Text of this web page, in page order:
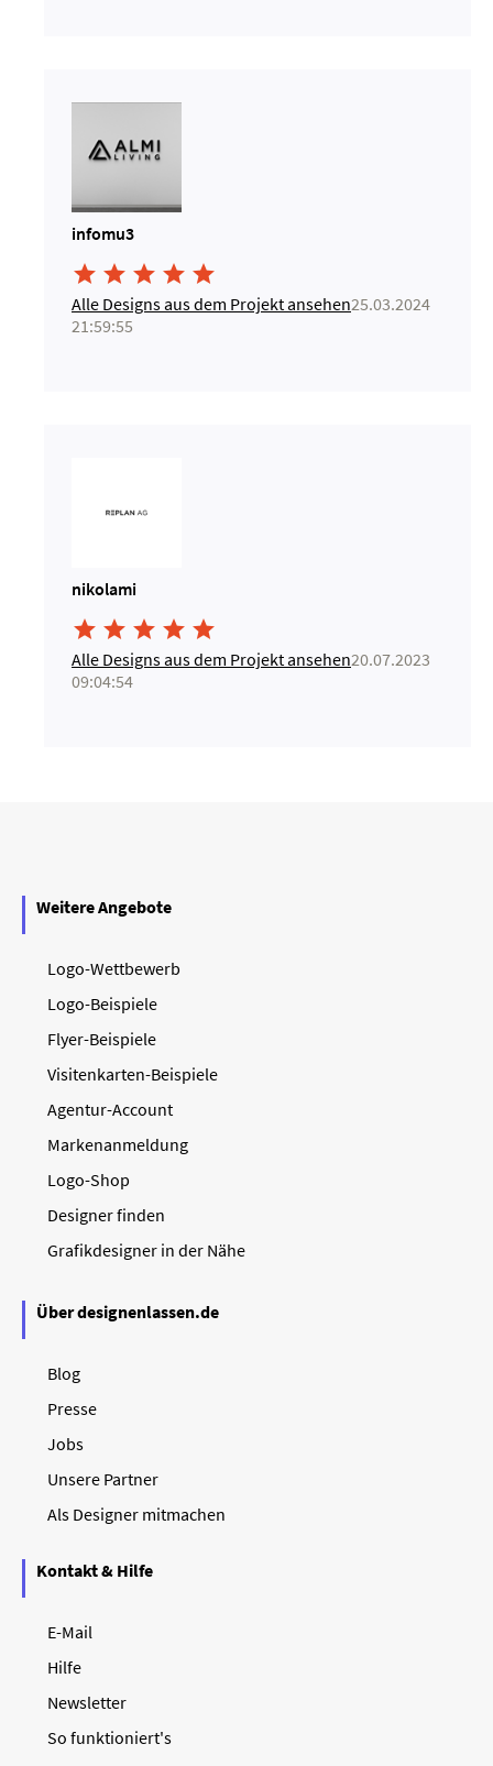
infomu3
    
Alle Designs aus dem Projekt ansehen25.03.2024
21:59:55
nikolami
    
Alle Designs aus dem Projekt ansehen20.07.2023
09:04:54
Weitere Angebote
Logo-Wettbewerb
Logo-Beispiele
Flyer-Beispiele
Visitenkarten-Beispiele
Agentur-Account
Markenanmeldung
Logo-Shop
Designer finden
Grafikdesigner in der Nähe
Über designenlassen.de
Blog
Presse
Jobs
Unsere Partner
Als Designer mitmachen
Kontakt & Hilfe
E-Mail
Hilfe
Newsletter
So funktioniert's